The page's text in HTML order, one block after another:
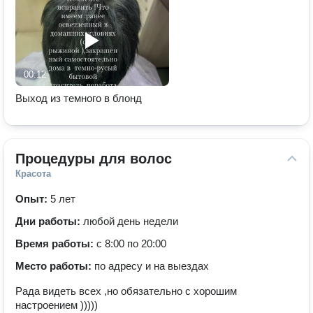
00:12
Выход из темного в блонд
Процедуры для волос
Красота
Опыт: 5 лет
Дни работы: любой день недели
Время работы: с 8:00 по 20:00
Место работы: по адресу и на выездах
Рада видеть всех ,но обязательно с хорошим
настроением )))))